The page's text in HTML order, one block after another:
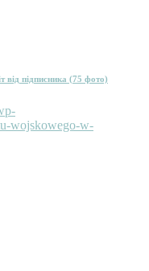
від підписника (75 фото)